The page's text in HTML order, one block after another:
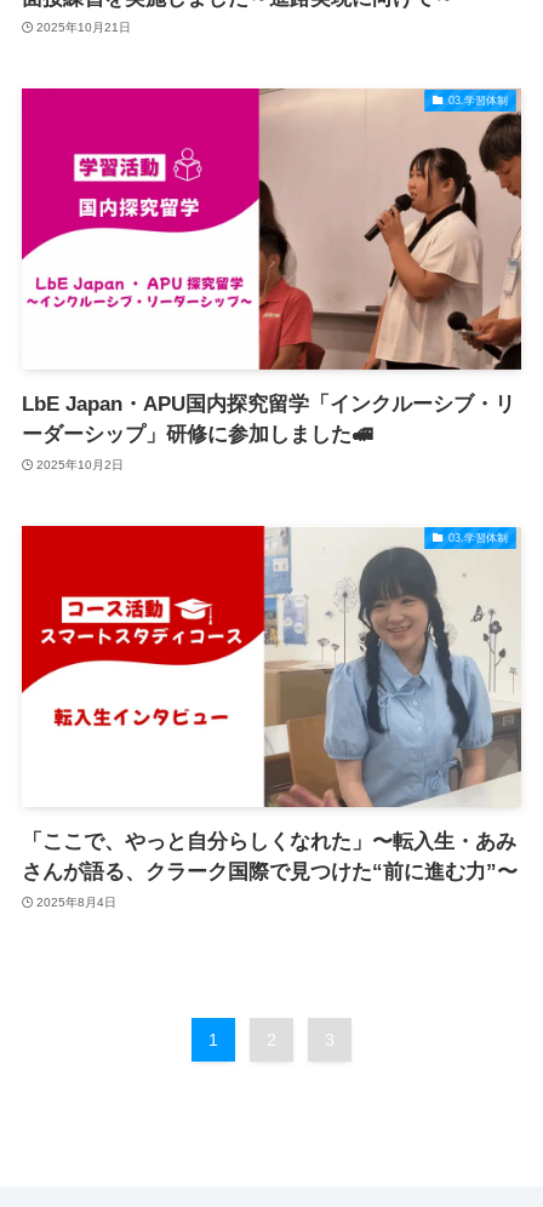
2025年10月21日
03.学習体制
LbE Japan・APU国内探究留学「インクルーシブ・リ
ーダーシップ」研修に参加しました🚅
2025年10月2日
03.学習体制
「ここで、やっと自分らしくなれた」〜転入生・あみ
さんが語る、クラーク国際で見つけた“前に進む力”〜
2025年8月4日
1 2 3